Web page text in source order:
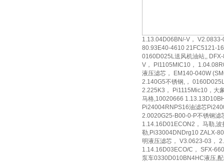
1.13.04D06BN/-V，
80.93E40-4610 21FC5121-
0160D025L送风机油站,,
V， PI1105MIC10，
液压滤芯， EM140-040W
2.140G5不锈钢,，
2.225K3， Pi1115Mic10，大
马格,10020666
Pi24004RNPS16油滤芯
2.0020G25-B00-0-P不锈钢滤
1.14.16D01ECON2， 马勒,
勒,Pi33004DNDrg10 ZALX-
明液压滤芯， V3.0623-03，
1.14.16D03ECO/C， SFX-
泵车0330D010BN4HC液压,